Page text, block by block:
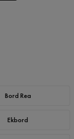
Bord Rea
Ekbord